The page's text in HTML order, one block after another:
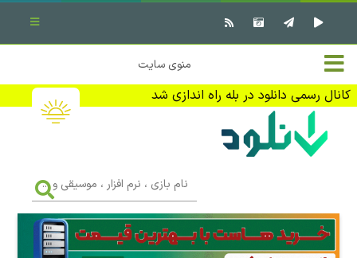
خانه
تماس با ما
تبلیغات
منوی سایت
کانال رسمی دانلود در بله راه اندازی شد
✖ بستن منو
نرم افزار کامپیوتر
بازی کامپیوتر
کتاب
بازی
،
نرم
افزار
،
موسیقی